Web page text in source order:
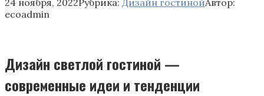
ecoadmin
Дизайн светлой гостиной —
современные идеи и тенденции